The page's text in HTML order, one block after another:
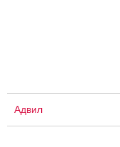
Адвил